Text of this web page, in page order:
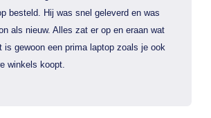
besteld. Hij was snel geleverd en was
als nieuw. Alles zat er op en eraan wat
is gewoon een prima laptop zoals je ook
winkels koopt.